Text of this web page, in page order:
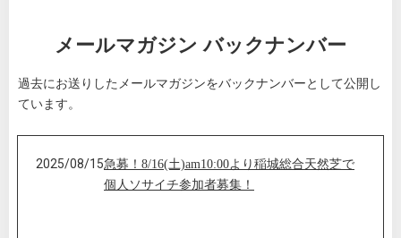
メールマガジン バックナンバー
過去にお送りしたメールマガジンをバックナンバーとして公開し
ています。
2025/08/15急募！8/16(土)am10:00より稲城総合天然芝で
個人ソサイチ参加者募集！